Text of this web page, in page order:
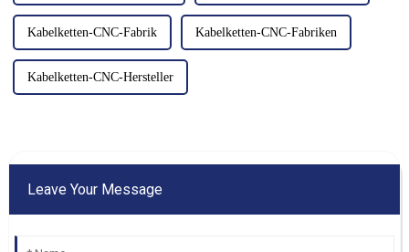
Kabelketten-CNC-Fabrik Kabelketten-CNC-Fabriken
Kabelketten-CNC-Hersteller
Leave Your Message